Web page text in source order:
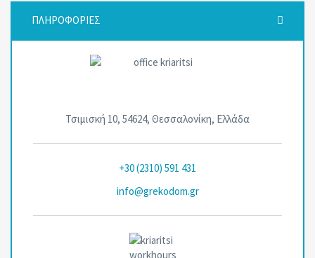
ΠΛΗΡΟΦΟΡΙΕΣ
Τσιμισκή 10, 54624, Θεσσαλονίκη, Ελλάδα
+30 (2310) 591 431
info@grekodom.gr